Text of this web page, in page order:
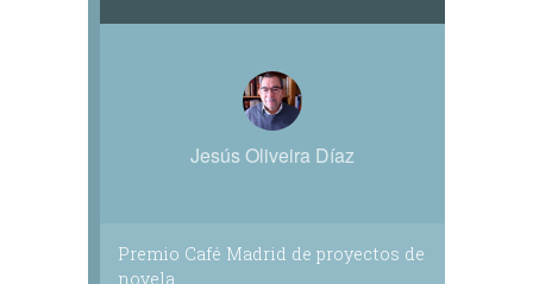
Jesús Oliveira Díaz
Premio Café Madrid de proyectos de
novela